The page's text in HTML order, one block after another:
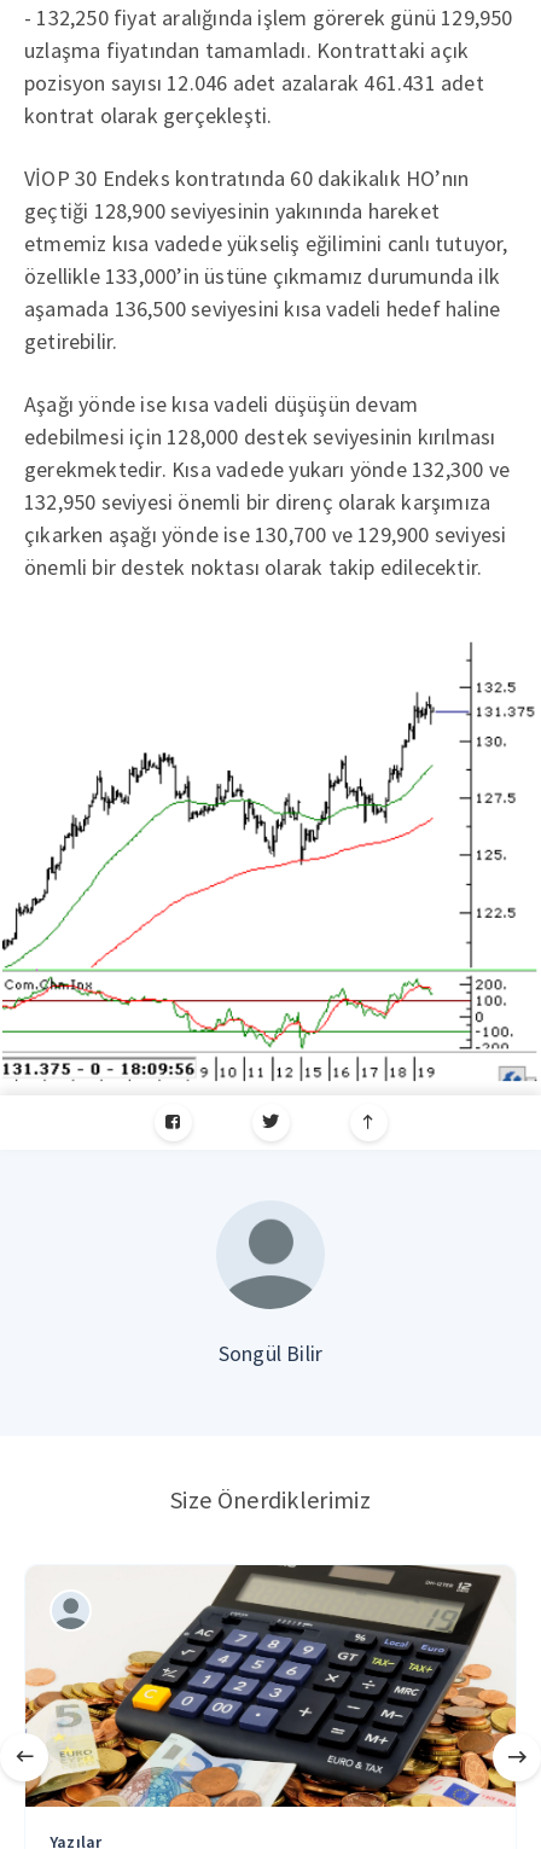
- 132,250 fiyat aralığında işlem görerek günü 129,950
uzlaşma fiyatından tamamladı. Kontrattaki açık
pozisyon sayısı 12.046 adet azalarak 461.431 adet
kontrat olarak gerçekleşti.
VİOP 30 Endeks kontratında 60 dakikalık HO’nın
geçtiği 128,900 seviyesinin yakınında hareket
etmemiz kısa vadede yükseliş eğilimini canlı tutuyor,
özellikle 133,000’in üstüne çıkmamız durumunda ilk
aşamada 136,500 seviyesini kısa vadeli hedef haline
getirebilir.
Aşağı yönde ise kısa vadeli düşüşün devam
edebilmesi için 128,000 destek seviyesinin kırılması
gerekmektedir. Kısa vadede yukarı yönde 132,300 ve
132,950 seviyesi önemli bir direnç olarak karşımıza
çıkarken aşağı yönde ise 130,700 ve 129,900 seviyesi
önemli bir destek noktası olarak takip edilecektir.
Songül Bilir
Size Önerdiklerimiz
Yazılar